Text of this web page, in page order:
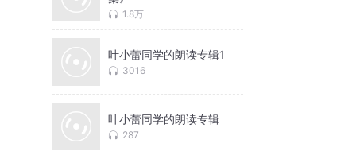
1.8万
叶小蕾同学的朗读专辑1
3016
叶小蕾同学的朗读专辑
287